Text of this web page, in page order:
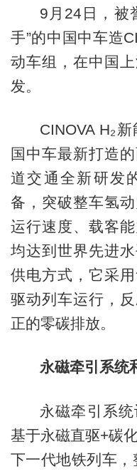
9月24日，被
手”的中国中车造
动车组，在中国
发。
CINOVA H₂
国中车最新打造
道交通全新研发
备，突破整车氢
运行速度、载客
均达到世界先进
供电方式，它采
驱动列车运行，
正的零碳排放。
永磁牵引系统
永磁牵引系
基于永磁直驱+碳
下一代地铁列车